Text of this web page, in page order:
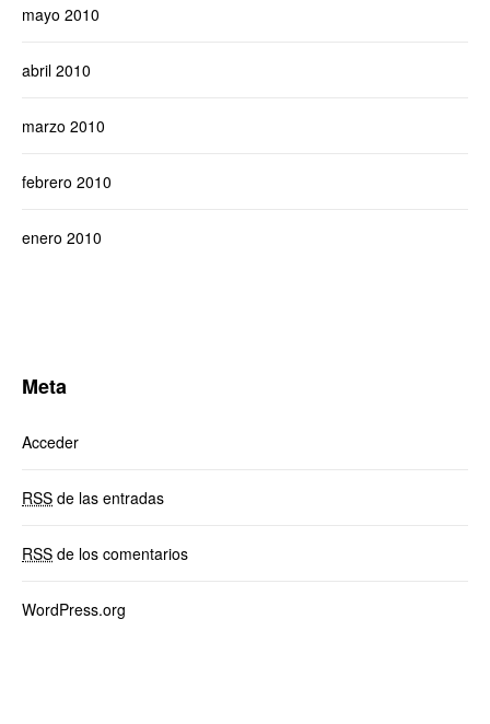
mayo 2010
abril 2010
marzo 2010
febrero 2010
enero 2010
Meta
Acceder
RSS de las entradas
RSS de los comentarios
WordPress.org